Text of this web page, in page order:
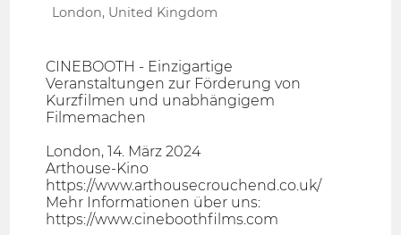
London, United Kingdom
CINEBOOTH - Einzigartige
Veranstaltungen zur Förderung von
Kurzfilmen und unabhängigem
Filmemachen
London, 14. März 2024
Arthouse-Kino
https://www.arthousecrouchend.co.uk/
Mehr Informationen über uns:
https://www.cineboothfilms.com